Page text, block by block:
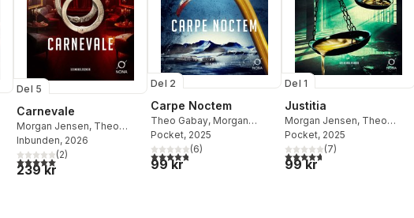
röster:
Del 5
Carnevale
Morgan Jensen, Theo
Gabay
Inbunden, 2026
5,0utav 5 stjärnor. Totalt antal röster:
(2)
239 kr
Del 2
Carpe Noctem
Theo Gabay, Morgan
Jensen
Pocket, 2025
4,8utav 5 stjärnor. Totalt antal röster:
(6)
99 kr
Del 1
Justitia
Morgan Jensen, Theo
Gabay
Pocket, 2025
4,7utav 5 stjärnor. Totalt
(7)
99 kr